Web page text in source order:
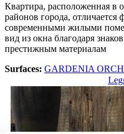
Квартира, расположенная
районов города,
современными жилыми
вид из окна благодаря
престижным материалам
Surfaces: GARDENIA